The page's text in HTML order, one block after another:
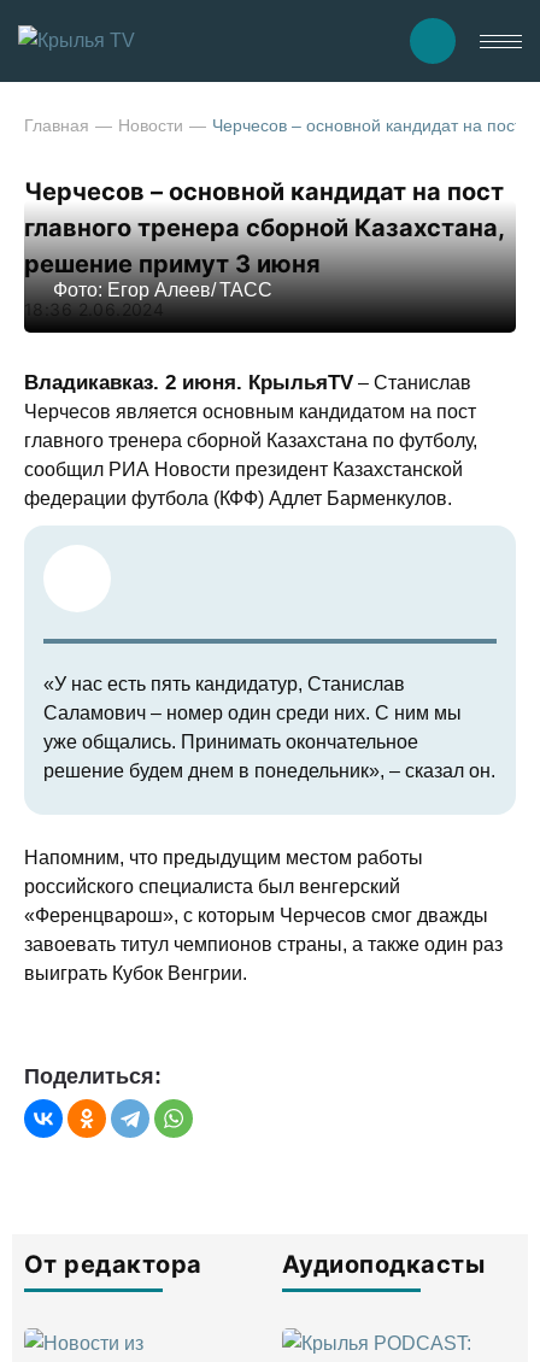
Главная Новости Черчесов – основной кандидат на пост
Черчесов – основной кандидат на пост
главного тренера сборной Казахстана,
решение примут 3 июня
18:36 2.06.2024
Фото: Егор Алеев/ ТАСС
Владикавказ. 2 июня. КрыльяTV – Станислав
Черчесов является основным кандидатом на пост
главного тренера сборной Казахстана по футболу,
сообщил РИА Новости президент Казахстанской
федерации футбола (КФФ) Адлет Барменкулов.
«У нас есть пять кандидатур, Станислав
Саламович – номер один среди них. С ним мы
уже общались. Принимать окончательное
решение будем днем в понедельник», – сказал он.
Напомним, что предыдущим местом работы
российского специалиста был венгерский
«Ференцварош», с которым Черчесов смог дважды
завоевать титул чемпионов страны, а также один раз
выиграть Кубок Венгрии.
Поделиться:
От редактора Аудиоподкасты